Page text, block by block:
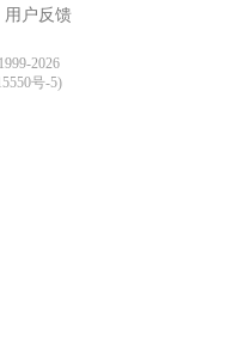
用户反馈
2026
号-5)